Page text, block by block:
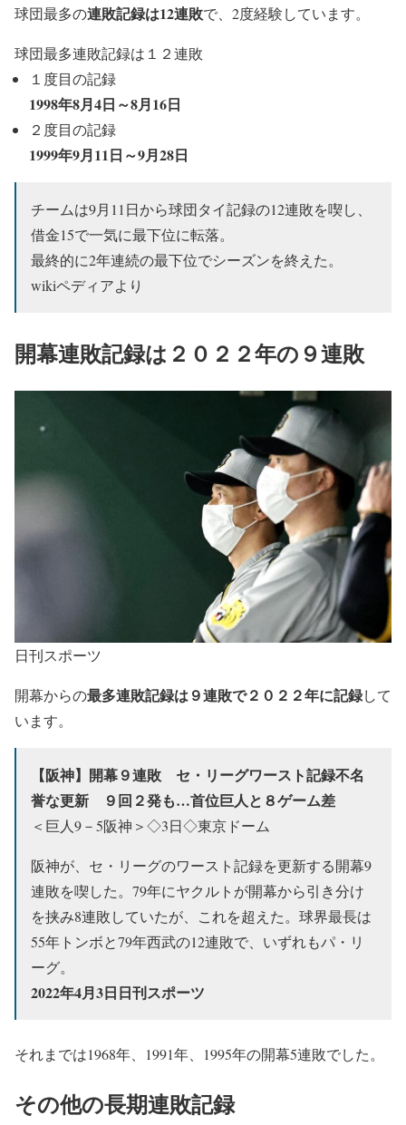
球団最多の連敗記録は12連敗で、2度経験しています。
球団最多連敗記録は１２連敗
１度目の記録
1998年8月4日～8月16日
２度目の記録
1999年9月11日～9月28日
チームは9月11日から球団タイ記録の12連敗を喫し、
借金15で一気に最下位に転落。
最終的に2年連続の最下位でシーズンを終えた。
wikiペディアより
開幕連敗記録は２０２２年の９連敗
日刊スポーツ
開幕からの最多連敗記録は９連敗で２０２２年に記録して
います。
【阪神】開幕９連敗 セ・リーグワースト記録不名
誉な更新 ９回２発も…首位巨人と８ゲーム差
＜巨人9－5阪神＞◇3日◇東京ドーム
阪神が、セ・リーグのワースト記録を更新する開幕9
連敗を喫した。79年にヤクルトが開幕から引き分け
を挟み8連敗していたが、これを超えた。球界最長は
55年トンボと79年西武の12連敗で、いずれもパ・リ
ーグ。
2022年4月3日日刊スポーツ
それまでは1968年、1991年、1995年の開幕5連敗でした。
その他の長期連敗記録